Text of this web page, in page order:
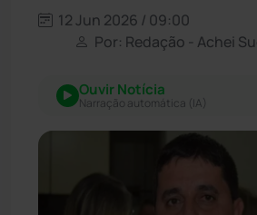
12 Jun 2026 / 09:00
Por: Redação - Achei
Ouvir Notícia
Narração automática (IA)